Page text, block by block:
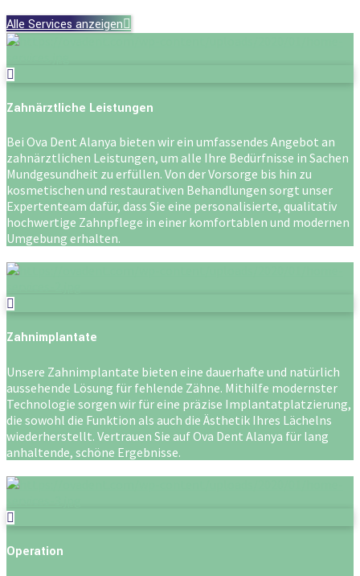
Alle Services anzeigen
Zahnärztliche Leistungen
Bei Ova Dent Alanya bieten wir ein umfassendes Angebot an
zahnärztlichen Leistungen, um alle Ihre Bedürfnisse in Sachen
Mundgesundheit zu erfüllen. Von der Vorsorge bis hin zu
kosmetischen und restaurativen Behandlungen sorgt unser
Expertenteam dafür, dass Sie eine personalisierte, qualitativ
hochwertige Zahnpflege in einer komfortablen und modernen
Umgebung erhalten.
Zahnimplantate
Unsere Zahnimplantate bieten eine dauerhafte und natürlich
aussehende Lösung für fehlende Zähne. Mithilfe modernster
Technologie sorgen wir für eine präzise Implantatplatzierung,
die sowohl die Funktion als auch die Ästhetik Ihres Lächelns
wiederherstellt. Vertrauen Sie auf Ova Dent Alanya für lang
anhaltende, schöne Ergebnisse.
Operation